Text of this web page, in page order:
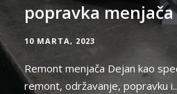
popravka menjača
10 MARTA, 2023
Remont menjača Dejan kao
remont, održavanje, popravku